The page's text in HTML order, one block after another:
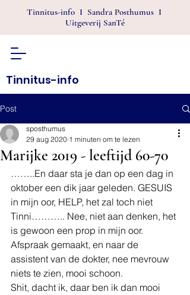
Tinnitus-info I Sandra Posthumus I
Uitgeverij SanTé
Tinnitus-info
Post
Marijke 2019 - leeftijd 60-70
sposthumus
29 aug 2020 1 minuten om te lezen
……..En daar sta je dan op een dag in
oktober een dik jaar geleden. GESUIS
in mijn oor, HELP, het zal toch niet
Tinni……….. Nee, niet aan denken, het
is gewoon een prop in mijn oor.
Afspraak gemaakt, en naar de
assistent van de dokter, nee mevrouw
niets te zien, mooi schoon.
Shit, dacht ik, daar ben ik dan mooi